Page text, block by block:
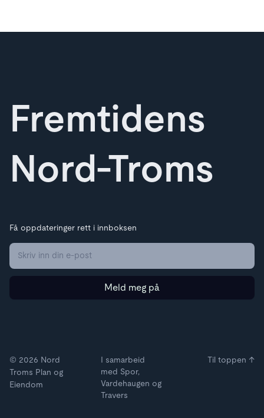
Fremtidens
Nord-Troms
Få oppdateringer rett i innboksen
© 2026 Nord
Troms Plan og
Eiendom
I samarbeid
med Spor,
Vardehaugen og
Travers
Til toppen ↑